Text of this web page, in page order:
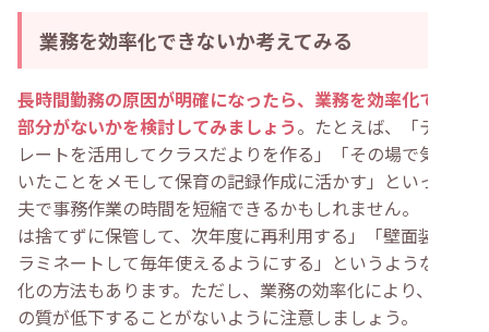
業務を効率化できないか考えてみる
長時間勤務の原因が明確になったら、業務を効率化できる
部分がないかを検討してみましょう。たとえば、「テンプ
レートを活用してクラスだよりを作る」「その場で気が付
いたことをメモして保育の記録作成に活かす」といった工
夫で事務作業の時間を短縮できるかもしれません。「衣装
は捨てずに保管して、次年度に再利用する」「壁面装飾は
ラミネートして毎年使えるようにする」というような効率
化の方法もあります。ただし、業務の効率化により、保育
の質が低下することがないように注意しましょう。